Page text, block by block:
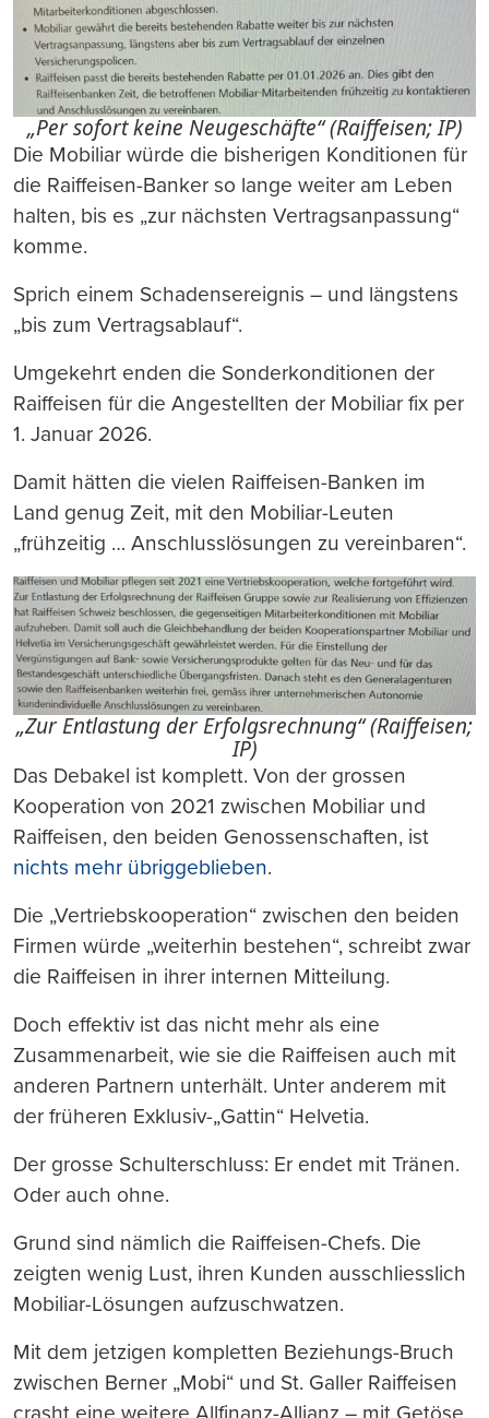
„Per sofort keine Neugeschäfte“ (Raiffeisen; IP)
Die Mobiliar würde die bisherigen Konditionen für
die Raiffeisen-Banker so lange weiter am Leben
halten, bis es „zur nächsten Vertragsanpassung“
komme.
Sprich einem Schadensereignis – und längstens
„bis zum Vertragsablauf“.
Umgekehrt enden die Sonderkonditionen der
Raiffeisen für die Angestellten der Mobiliar fix per
1. Januar 2026.
Damit hätten die vielen Raiffeisen-Banken im
Land genug Zeit, mit den Mobiliar-Leuten
„frühzeitig … Anschlusslösungen zu vereinbaren“.
„Zur Entlastung der Erfolgsrechnung“ (Raiffeisen;
IP)
Das Debakel ist komplett. Von der grossen
Kooperation von 2021 zwischen Mobiliar und
Raiffeisen, den beiden Genossenschaften, ist
nichts mehr übriggeblieben.
Die „Vertriebskooperation“ zwischen den beiden
Firmen würde „weiterhin bestehen“, schreibt zwar
die Raiffeisen in ihrer internen Mitteilung.
Doch effektiv ist das nicht mehr als eine
Zusammenarbeit, wie sie die Raiffeisen auch mit
anderen Partnern unterhält. Unter anderem mit
der früheren Exklusiv-„Gattin“ Helvetia.
Der grosse Schulterschluss: Er endet mit Tränen.
Oder auch ohne.
Grund sind nämlich die Raiffeisen-Chefs. Die
zeigten wenig Lust, ihren Kunden ausschliesslich
Mobiliar-Lösungen aufzuschwatzen.
Mit dem jetzigen kompletten Beziehungs-Bruch
zwischen Berner „Mobi“ und St. Galler Raiffeisen
crasht eine weitere Allfinanz-Allianz – mit Getöse.